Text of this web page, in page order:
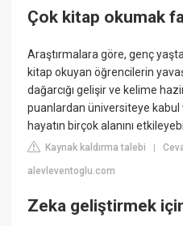
Çok kitap okumak
Araştırmalara göre, genç
kitap okuyan öğrencilerin
dağarcığı gelişir ve kelime
puanlardan üniversiteye kabul
hayatın birçok alanını
Kaynak kaldırma talebi |
alevleventoglu.com
Zeka geliştirmek